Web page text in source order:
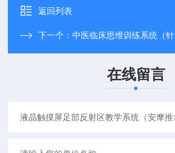
返回列表
下一个：中医临床思维训练系统（针
在线留言